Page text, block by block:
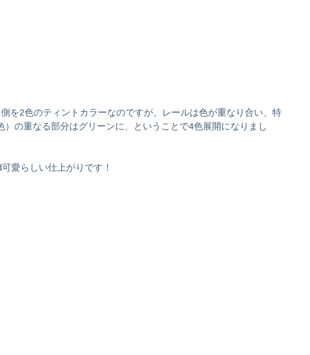
を2色のティントカラーなのですが、レールは色が重なり合い、特
）の重なる部分はグリーンに、ということで4色展開になりまし
愛らしい仕上がりです！